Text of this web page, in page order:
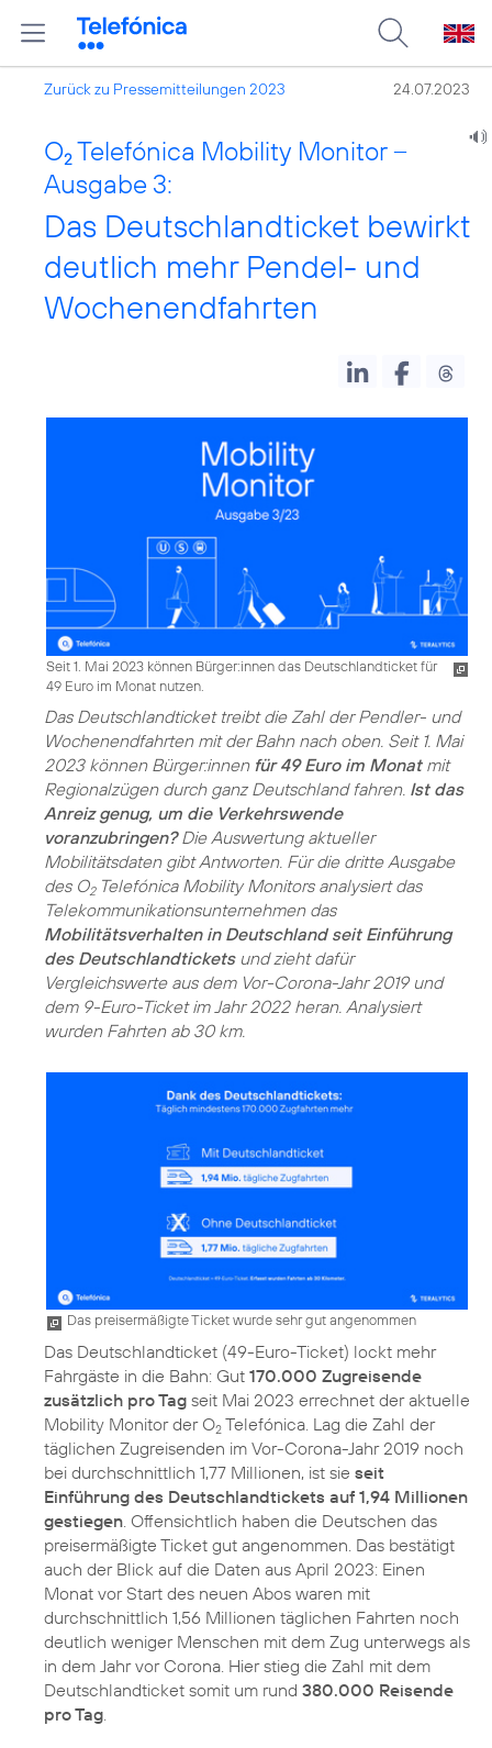
Zurück zu Pressemitteilungen 2023 24.07.2023
O2 Telefónica Mobility Monitor –
Ausgabe 3:
Das Deutschlandticket bewirkt
deutlich mehr Pendel- und
Wochenendfahrten
Seit 1. Mai 2023 können Bürger:innen das Deutschlandticket für
49 Euro im Monat nutzen.
Das Deutschlandticket treibt die Zahl der Pendler- und
Wochenendfahrten mit der Bahn nach oben. Seit 1. Mai
2023 können Bürger:innen für 49 Euro im Monatmit
Regionalzügen durch ganz Deutschland fahren. Ist das
Anreiz genug, um die Verkehrswende
voranzubringen?Die Auswertung aktueller
Mobilitätsdaten gibt Antworten. Für die dritte Ausgabe
des O2Telefónica Mobility Monitors analysiert das
Telekommunikationsunternehmen das
Mobilitätsverhalten in Deutschland seit Einführung
des Deutschlandticketsund zieht dafür
Vergleichswerte aus dem Vor-Corona-Jahr 2019 und
dem 9-Euro-Ticket im Jahr 2022 heran. Analysiert
wurden Fahrten ab 30 km.
Das preisermäßigte Ticket wurde sehr gut angenommen
Das Deutschlandticket (49-Euro-Ticket) lockt mehr
Fahrgäste in die Bahn: Gut 170.000 Zugreisende
zusätzlich pro Tag seit Mai 2023 errechnet der aktuelle
Mobility Monitor der O2 Telefónica. Lag die Zahl der
täglichen Zugreisenden im Vor-Corona-Jahr 2019 noch
bei durchschnittlich 1,77 Millionen, ist sie seit
Einführung des Deutschlandtickets auf 1,94 Millionen
gestiegen. Offensichtlich haben die Deutschen das
preisermäßigte Ticket gut angenommen. Das bestätigt
auch der Blick auf die Daten aus April 2023: Einen
Monat vor Start des neuen Abos waren mit
durchschnittlich 1,56 Millionen täglichen Fahrten noch
deutlich weniger Menschen mit dem Zug unterwegs als
in dem Jahr vor Corona. Hier stieg die Zahl mit dem
Deutschlandticket somit um rund 380.000 Reisende
pro Tag.